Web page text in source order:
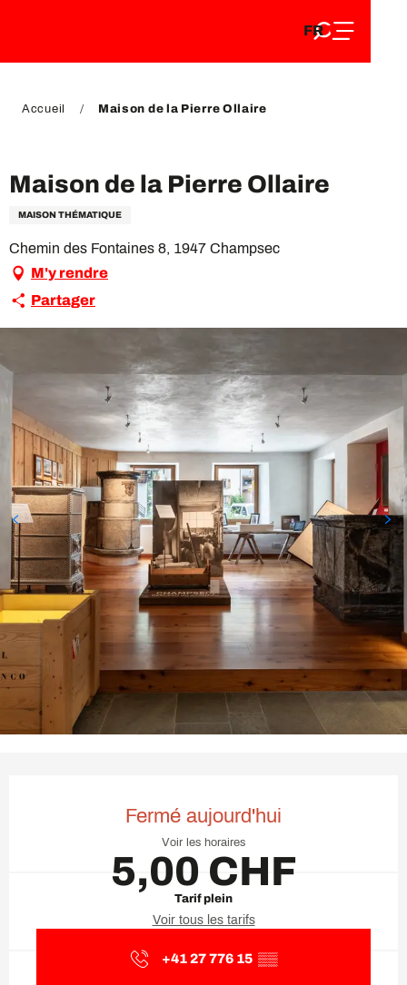
DE
FR
EN
Accueil Maison de la Pierre Ollaire
Maison de la Pierre Ollaire
MAISON THÉMATIQUE
Chemin des Fontaines 8, 1947 Champsec
M'y rendre
Partager
Fermé aujourd'hui
Voir les horaires
5,00 CHF
Tarif plein
Voir tous les tarifs
+41 27 776 15 ▒▒